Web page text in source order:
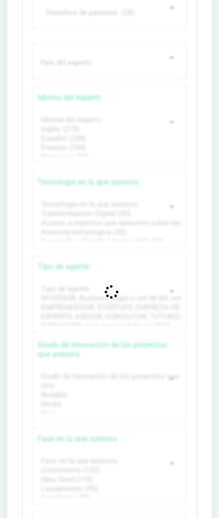
Idioma del experto
Tecnología en la que asesora
Tipo de agente
Grado de innovación de los proyectos
que asesora
Fase en la que asesora